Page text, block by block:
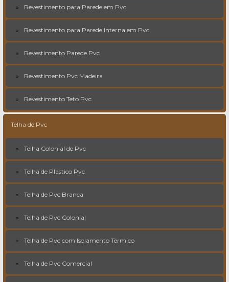
Revestimento para Parede em Pvc
Revestimento para Parede Interna em Pvc
Revestimento Parede Pvc
Revestimento Pvc Madeira
Revestimento Teto Pvc
Telha de Pvc
Telha Colonial de Pvc
Telha de Plastico Pvc
Telha de Pvc Branca
Telha de Pvc Colonial
Telha de Pvc com Isolamento Térmico
Telha de Pvc Comercial